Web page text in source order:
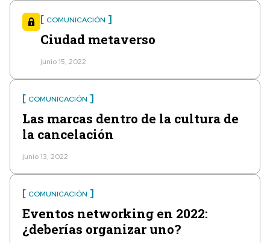
COMUNICACIÓN
Ciudad metaverso
junio 15, 2022
COMUNICACIÓN
Las marcas dentro de la cultura de
la cancelación
junio 13, 2022
COMUNICACIÓN
Eventos networking en 2022:
¿deberías organizar uno?